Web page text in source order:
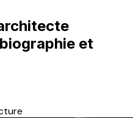
et